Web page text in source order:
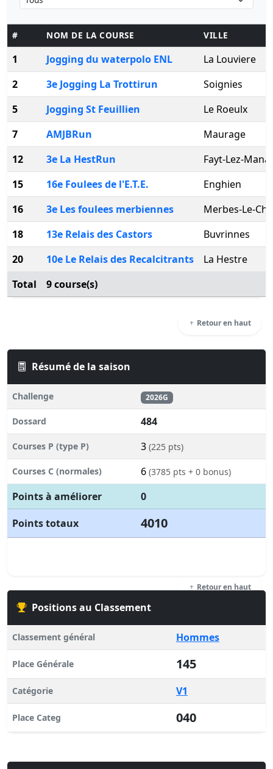
# NOM DE LA COURSE VILLE
1 Jogging du waterpolo ENL
La Louviere
2
3e Jogging La Trottirun
Soignies
5
Jogging St Feuillien
Le Roeulx
7
AMJBRun
Maurage
12
3e La HestRun
Fayt-Lez-
15
16e Foulees de l'E.T.E.
Enghien
16
3e Les foulees merbiennes
Merbes-Le-
18
13e Relais des Castors
Buvrinnes
20
10e Le Relais des Recalcitrants
La Hestre
Total
9 course(s)
Retour en haut
Résumé de la saison
Challenge 2026G
Dossard 484
Courses P (type P) 3 (225 pts)
Courses C (normales) 6 (3785 pts + 0 bonus)
Points à améliorer
0
Points totaux
4010
Retour en haut
Positions au Classement
Classement général Hommes
Place Générale 145
Catégorie V1
Place Categ 040